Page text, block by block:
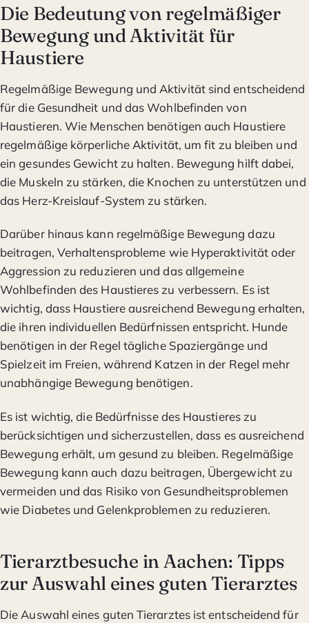
Die Bedeutung von regelmäßiger
Bewegung und Aktivität für
Haustiere
Regelmäßige Bewegung und Aktivität sind entscheidend
für die Gesundheit und das Wohlbefinden von
Haustieren. Wie Menschen benötigen auch Haustiere
regelmäßige körperliche Aktivität, um fit zu bleiben und
ein gesundes Gewicht zu halten. Bewegung hilft dabei,
die Muskeln zu stärken, die Knochen zu unterstützen und
das Herz-Kreislauf-System zu stärken.
Darüber hinaus kann regelmäßige Bewegung dazu
beitragen, Verhaltensprobleme wie Hyperaktivität oder
Aggression zu reduzieren und das allgemeine
Wohlbefinden des Haustieres zu verbessern. Es ist
wichtig, dass Haustiere ausreichend Bewegung erhalten,
die ihren individuellen Bedürfnissen entspricht. Hunde
benötigen in der Regel tägliche Spaziergänge und
Spielzeit im Freien, während Katzen in der Regel mehr
unabhängige Bewegung benötigen.
Es ist wichtig, die Bedürfnisse des Haustieres zu
berücksichtigen und sicherzustellen, dass es ausreichend
Bewegung erhält, um gesund zu bleiben. Regelmäßige
Bewegung kann auch dazu beitragen, Übergewicht zu
vermeiden und das Risiko von Gesundheitsproblemen
wie Diabetes und Gelenkproblemen zu reduzieren.
Tierarztbesuche in Aachen: Tipps
zur Auswahl eines guten Tierarztes
Die Auswahl eines guten Tierarztes ist entscheidend für